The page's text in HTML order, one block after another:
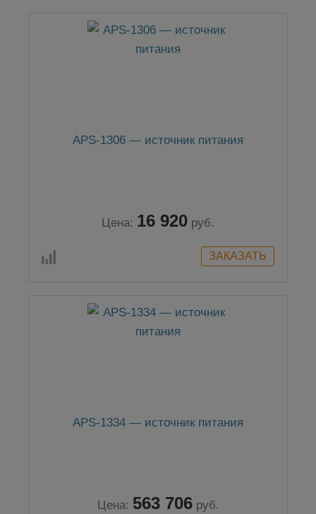
APS-1306 — источник питания
Цена: 16 920 руб.
APS-1334 — источник питания
Цена: 563 706 руб.